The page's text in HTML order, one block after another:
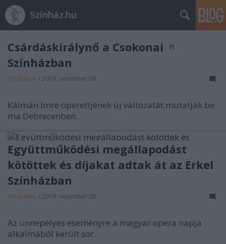
Színház.hu
Csárdáskirálynő a Csokonai
Színházban
TörökÁkos • 2019. november 08.
Kálmán Imre operettjének új változatát mutatják be
ma Debrecenben.
Együttműködési megállapodást
kötöttek és díjakat adtak át az Erkel
Színházban
TörökÁkos • 2019. november 08.
Az ünnepélyes eseményre a magyar opera napja
alkalmából került sor.